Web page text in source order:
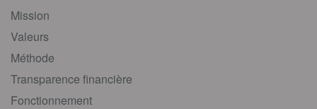
Mission
Valeurs
Méthode
Transparence financière
Fonctionnement